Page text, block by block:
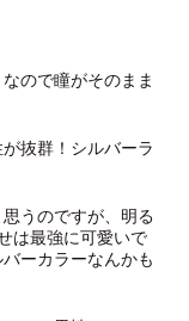
ので瞳がそのまま